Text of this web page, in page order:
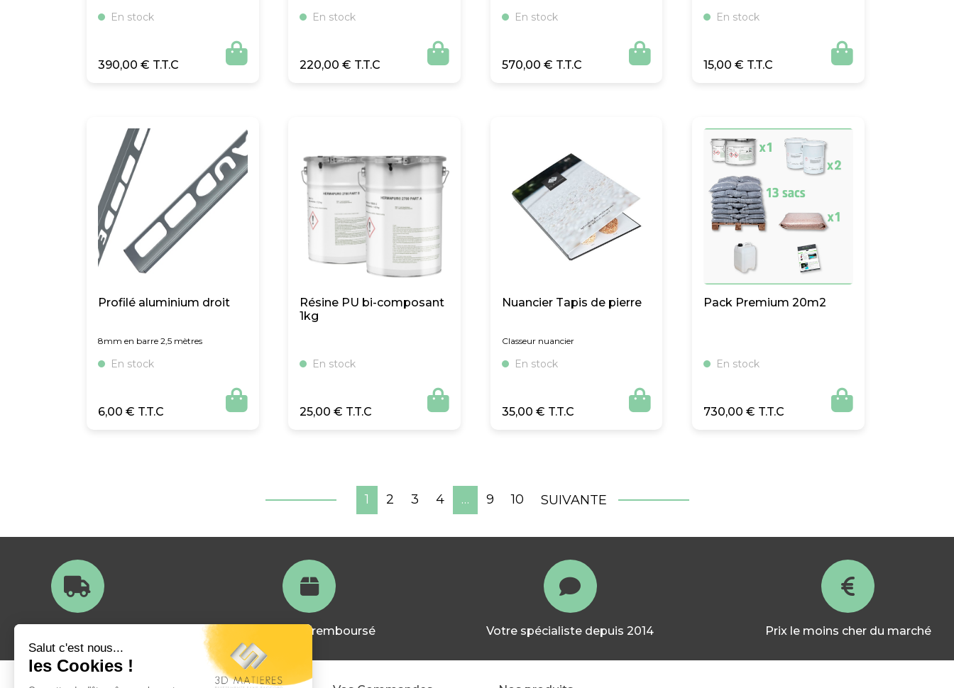
En stock
390,00 € 
En stock
220,00€ 
En stock
570,00 € 
En stock
15,00€ 
Profilé aluminium droit
8mm en barre 2,5 mètres
En stock
6,00 € 
Résine PU bi-composant
1kg
En stock
25,00€ 
Nuancier Tapis de pierre
Classeur nuancier
En stock
35,00 € 
Pack Premium 20m2
En stock
730,00€ 
1 2 3 4 … 9 10 SUIVANTE
Satisfait ou remboursé Votre spécialiste depuis 2014 Prix le moins cher du marché